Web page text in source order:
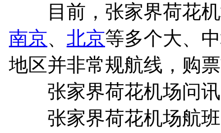
目前，张家界荷花机
南京、 北京等多个大、
地区并非常规航线，购
张家界荷花机场问讯
张家界荷花机场航班